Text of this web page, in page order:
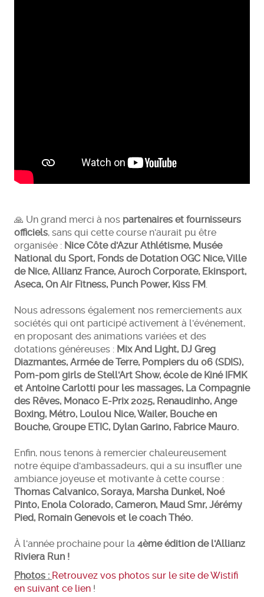
🙏 Un grand merci à nos partenaires et fournisseurs
officiels, sans qui cette course n'aurait pu être
organisée : Nice Côte d'Azur Athlétisme, Musée
National du Sport, Fonds de Dotation OGC Nice, Ville
de Nice, Allianz France, Auroch Corporate, Ekinsport,
Aseca, On Air Fitness, Punch Power, Kiss FM.
Nous adressons également nos remerciements aux
sociétés qui ont participé activement à l'événement,
en proposant des animations variées et des
dotations généreuses : Mix And Light, DJ Greg
Diazmantes, Armée de Terre, Pompiers du 06 (SDIS),
Pom-pom girls de Stell'Art Show, école de Kiné IFMK
et Antoine Carlotti pour les massages, La Compagnie
des Rêves, Monaco E-Prix 2025, Renaudinho, Ange
Boxing, Métro, Loulou Nice, Wailer, Bouche en
Bouche, Groupe ETIC, Dylan Garino, Fabrice Mauro.
Enfin, nous tenons à remercier chaleureusement
notre équipe d'ambassadeurs, qui a su insuffler une
ambiance joyeuse et motivante à cette course :
Thomas Calvanico, Soraya, Marsha Dunkel, Noé
Pinto, Enola Colorado, Cameron, Maud Smr, Jérémy
Pied, Romain Genevois et le coach Théo.
À l'année prochaine pour la 4ème édition de l'Allianz
Riviera Run !
Photos : Retrouvez vos photos sur le site de Wistifi
en suivant ce lien !